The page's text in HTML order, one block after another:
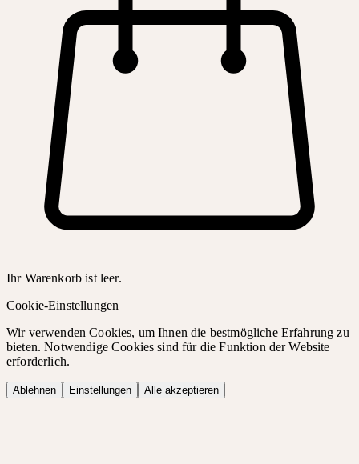
Ihr Warenkorb ist leer.
Cookie-Einstellungen
Wir verwenden Cookies, um Ihnen die bestmögliche Erfahrung zu
bieten. Notwendige Cookies sind für die Funktion der Website
erforderlich.
Ablehnen Einstellungen Alle akzeptieren